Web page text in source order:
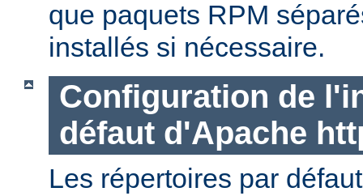
que paquets RPM
installés si nécessaire.
Configuration de
défaut d'Apache
Les répertoires par